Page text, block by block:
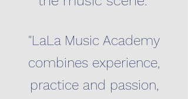
"LaLa Music Academy
combines experience,
practice and passion,